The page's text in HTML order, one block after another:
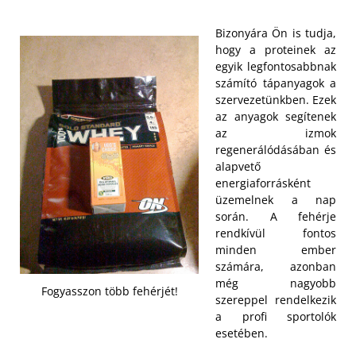
Fogyasszon több fehérjét!
Bizonyára Ön is tudja,
hogy a proteinek az
egyik legfontosabbnak
számító tápanyagok a
szervezetünkben. Ezek
az anyagok segítenek
az izmok
regenerálódásában és
alapvető
energiaforrásként
üzemelnek a nap
során. A fehérje
rendkívül fontos
minden ember
számára, azonban
még nagyobb
szereppel rendelkezik
a profi sportolók
esetében.